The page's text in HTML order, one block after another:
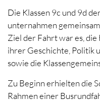
Die Klassen 9c und 9d
unternahmen
Ziel der Fahrt war es,
ihrer Geschichte, Politik
sowie die
Zu Beginn erhielten die
Rahmen einer